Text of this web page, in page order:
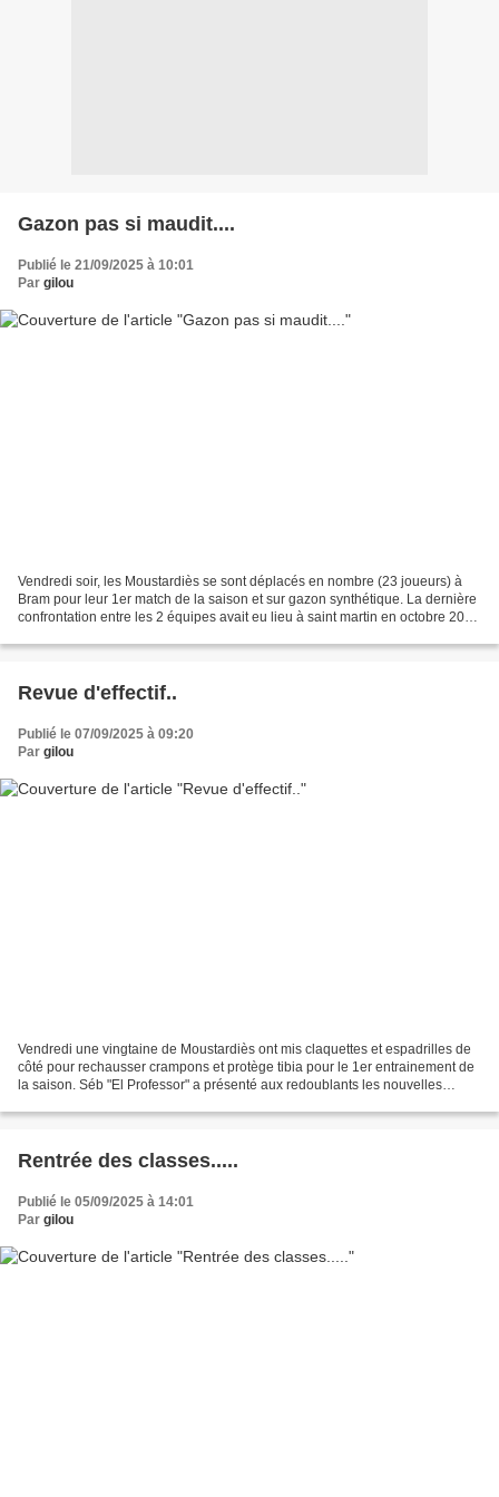
Gazon pas si maudit....
Publié le 21/09/2025 à 10:01
Par gilou
Vendredi soir, les Moustardiès se sont déplacés en nombre (23 joueurs) à
Bram pour leur 1er match de la saison et sur gazon synthétique. La dernière
confrontation entre les 2 équipes avait eu lieu à saint martin en octobre 2017
Revue d'effectif..
Publié le 07/09/2025 à 09:20
Par gilou
Vendredi une vingtaine de Moustardiès ont mis claquettes et espadrilles de
côté pour rechausser crampons et protège tibia pour le 1er entrainement de
la saison. Séb "El Professor" a présenté aux redoublants les nouvelles
Rentrée des classes.....
Publié le 05/09/2025 à 14:01
Par gilou